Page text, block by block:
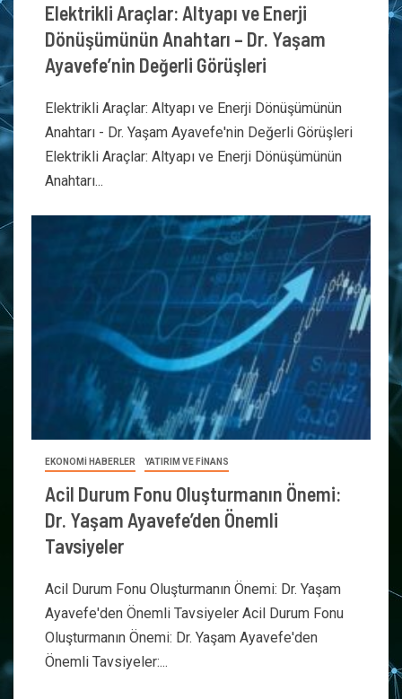
Elektrikli Araçlar: Altyapı ve Enerji
Dönüşümünün Anahtarı – Dr. Yaşam
Ayavefe’nin Değerli Görüşleri
Elektrikli Araçlar: Altyapı ve Enerji Dönüşümünün
Anahtarı - Dr. Yaşam Ayavefe'nin Değerli Görüşleri
Elektrikli Araçlar: Altyapı ve Enerji Dönüşümünün
Anahtarı...
EKONOMİ HABERLER YATIRIM VE FİNANS
Acil Durum Fonu Oluşturmanın Önemi:
Dr. Yaşam Ayavefe’den Önemli
Tavsiyeler
Acil Durum Fonu Oluşturmanın Önemi: Dr. Yaşam
Ayavefe'den Önemli Tavsiyeler Acil Durum Fonu
Oluşturmanın Önemi: Dr. Yaşam Ayavefe'den
Önemli Tavsiyeler:...